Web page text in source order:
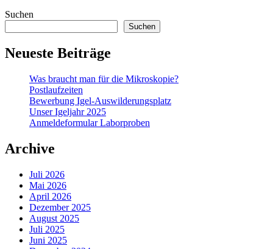
Suchen
Suchen
Neueste Beiträge
Was braucht man für die Mikroskopie?
Postlaufzeiten
Bewerbung Igel-Auswilderungsplatz
Unser Igeljahr 2025
Anmeldeformular Laborproben
Archive
Juli 2026
Mai 2026
April 2026
Dezember 2025
August 2025
Juli 2025
Juni 2025